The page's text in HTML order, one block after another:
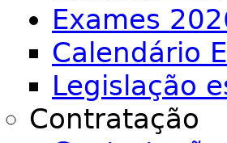
Exames
Calendário
Legislação
Contratação